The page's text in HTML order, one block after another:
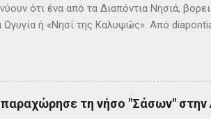
ότι ένα από τα Διαπόντια Νησιά,
Ωγυγία ή «Νησί της Καλυψώς». Από
οι Οθωνοί ήταν το νησί της νύμφης
το νησί Ὠγυγία , στο οποίο
τη νήσο "Σάσων" στην